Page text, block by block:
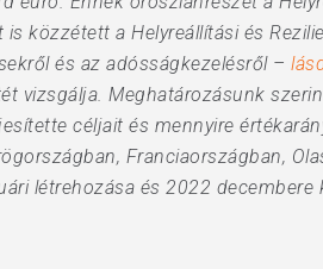
közzétett a Helyreállítási és
és az adósságkezelésről –
vizsgálja. Meghatározásunk
céljait és mennyire
Franciaországban,
létrehozása és 2022